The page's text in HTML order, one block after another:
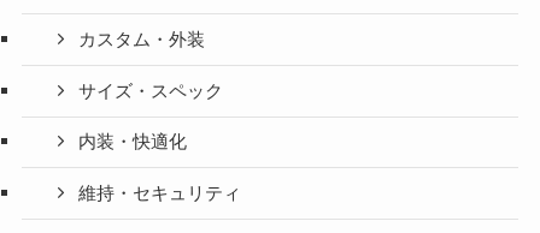
カスタム・外装
サイズ・スペック
内装・快適化
維持・セキュリティ